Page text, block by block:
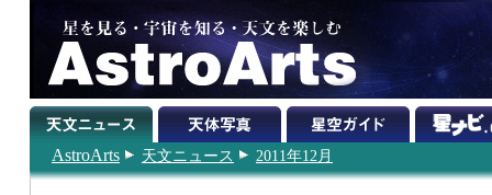
AstroArts 天文ニュース 2011年12月